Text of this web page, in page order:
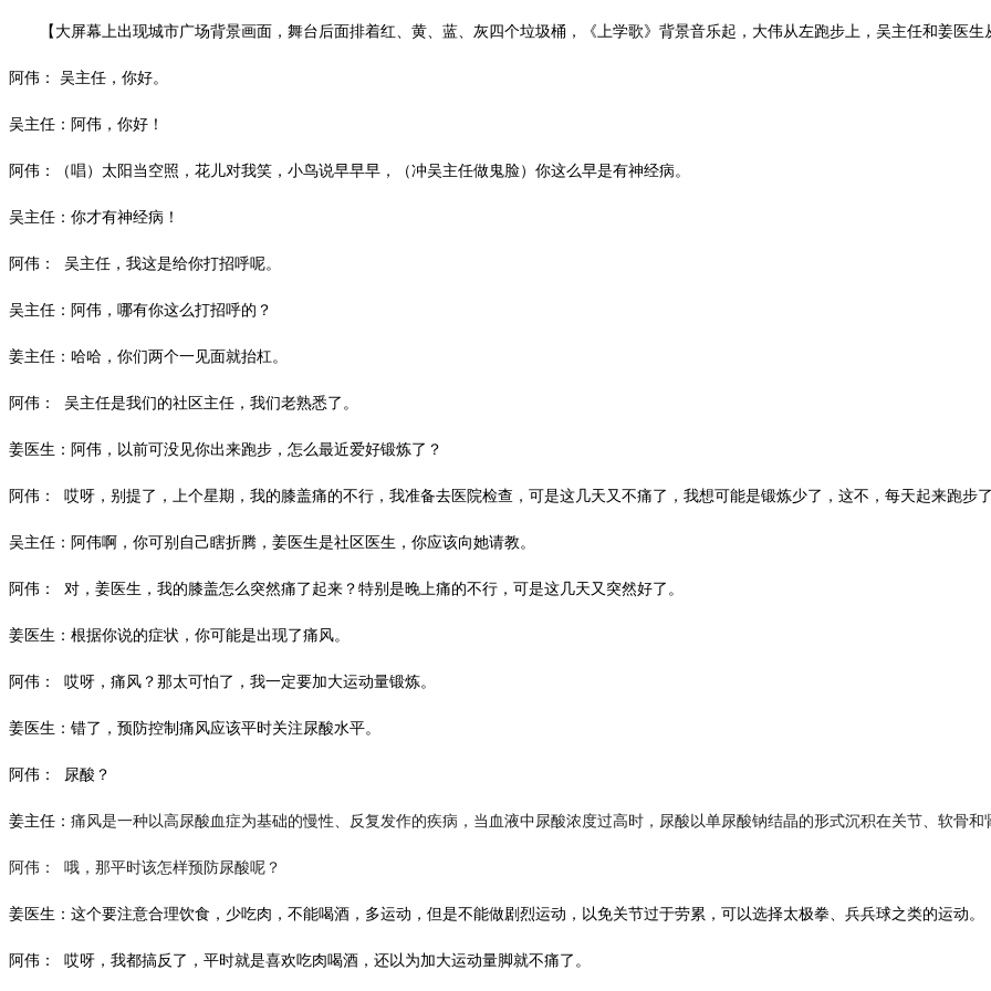
【大屏幕上出现城市广场背景画面，舞台后面排着红、黄、蓝、灰四个垃圾桶，《上学歌》背景音乐起，大伟从左跑步上，吴主任和姜医生
阿伟： 吴主任，你好。
吴主任：阿伟，你好！
阿伟： （唱）太阳当空照，花儿对我笑，小鸟说早早早，（冲吴主任做鬼脸）你这么早是有神经病。
吴主任：你才有神经病！
阿伟： 吴主任，我这是给你打招呼呢。
吴主任：阿伟，哪有你这么打招呼的？
姜主任：哈哈，你们两个一见面就抬杠。
阿伟： 吴主任是我们的社区主任，我们老熟悉了。
姜医生：阿伟，以前可没见你出来跑步，怎么最近爱好锻炼了？
阿伟： 哎呀，别提了，上个星期，我的膝盖痛的不行，我准备去医院检查，可是这几天又不痛了，我想可能是锻炼少了，这不，每天起来跑步
吴主任：阿伟啊，你可别自己瞎折腾，姜医生是社区医生，你应该向她请教。
阿伟： 对，姜医生，我的膝盖怎么突然痛了起来？特别是晚上痛的不行，可是这几天又突然好了。
姜医生：根据你说的症状，你可能是出现了痛风。
阿伟： 哎呀，痛风？那太可怕了，我一定要加大运动量锻炼。
姜医生：错了，预防控制痛风应该平时关注尿酸水平。
阿伟： 尿酸？
姜主任： 痛风是一种以高尿酸血症为基础的慢性、反复发作的疾病，当血液中尿酸浓度过高时，尿酸以单尿酸钠结晶的形式沉积在关节、软骨和
阿伟： 哦，那平时该怎样预防尿酸呢？
姜医生：这个要注意合理饮食，少吃肉，不能喝酒，多运动，但是不能做剧烈运动，以免关节过于劳累，可以选择太极拳、兵兵球之类的运动。
阿伟： 哎呀，我都搞反了，平时就是喜欢吃肉喝酒，还以为加大运动量脚就不痛了。